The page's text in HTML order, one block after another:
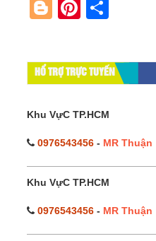
BloggerPinterest
HỔ TRỢ TRỰC TUYẾN
Khu VựC TP.HCM
0976543456 - MR Thuận
Khu VựC TP.HCM
0976543456 - MR Thuận